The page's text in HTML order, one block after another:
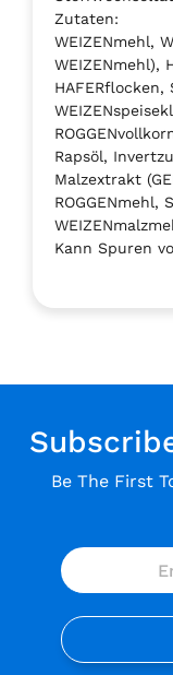
Zutaten:
WEIZENmehl,
WEIZENmehl),
Rapsöl,
Malzextrakt
Kann Spuren
Be The First